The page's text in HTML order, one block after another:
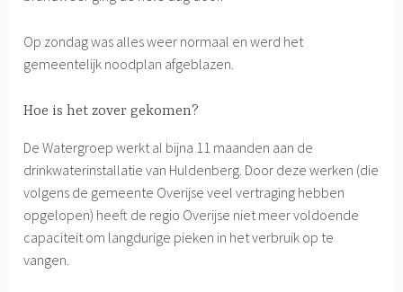
Op zondag was alles weer normaal en werd het
gemeentelijk noodplan afgeblazen.
Hoe is het zover gekomen?
De Watergroep werkt al bijna 11 maanden aan de
drinkwaterinstallatie van Huldenberg. Door deze werken (die
volgens de gemeente Overijse veel vertraging hebben
opgelopen) heeft de regio Overijse niet meer voldoende
capaciteit om langdurige pieken in het verbruik op te
vangen.